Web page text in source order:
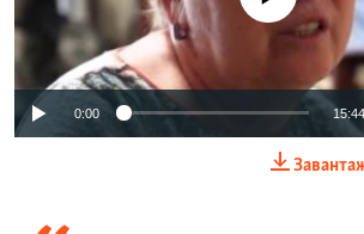
0:00 15:44